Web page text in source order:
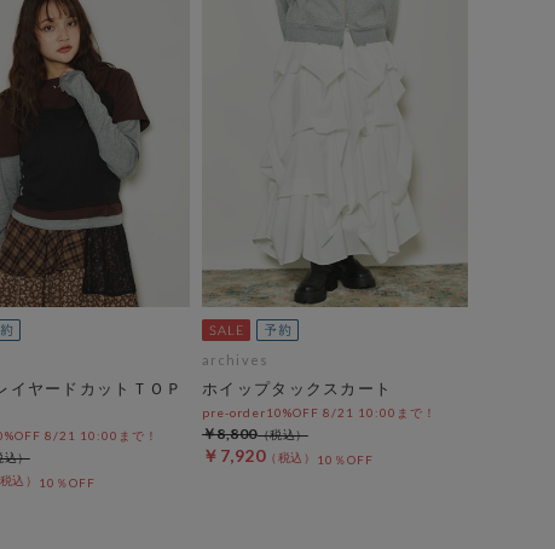
イヤードカットＴＯＰ
8/21 10:00まで！
10％OFF
archives
ホイップタックスカート
pre-order10%OFF 8/21 10:00まで！
￥7,920 10％OFF
￥8,800